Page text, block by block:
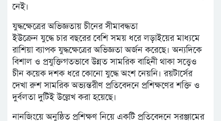
নেই।
যুদ্ধক্ষেত্রের অভিজ্ঞতায় চীনের সীমাবদ্ধতা
ইউক্রেন যুদ্ধে চার বছরের বেশি সময় ধরে লড়াইয়ের মাধ্যমে
রাশিয়া ব্যাপক যুদ্ধক্ষেত্রের অভিজ্ঞতা অর্জন করেছে। অন্যদিকে
বিশাল ও প্রযুক্তিগতভাবে উন্নত সামরিক বাহিনী থাকা সত্ত্বেও
চীন কয়েক দশক ধরে কোনো যুদ্ধে অংশ নেয়নি। রয়টার্সের
দেখা রুশ সামরিক অভ্যন্তরীণ প্রতিবেদনে প্রশিক্ষণের শক্তি ও
দুর্বলতা দুটিই উল্লেখ করা হয়েছে।
নানজিংয়ে অনুষ্ঠিত প্রশিক্ষণ নিয়ে একটি প্রতিবেদনে সরঞ্জামের